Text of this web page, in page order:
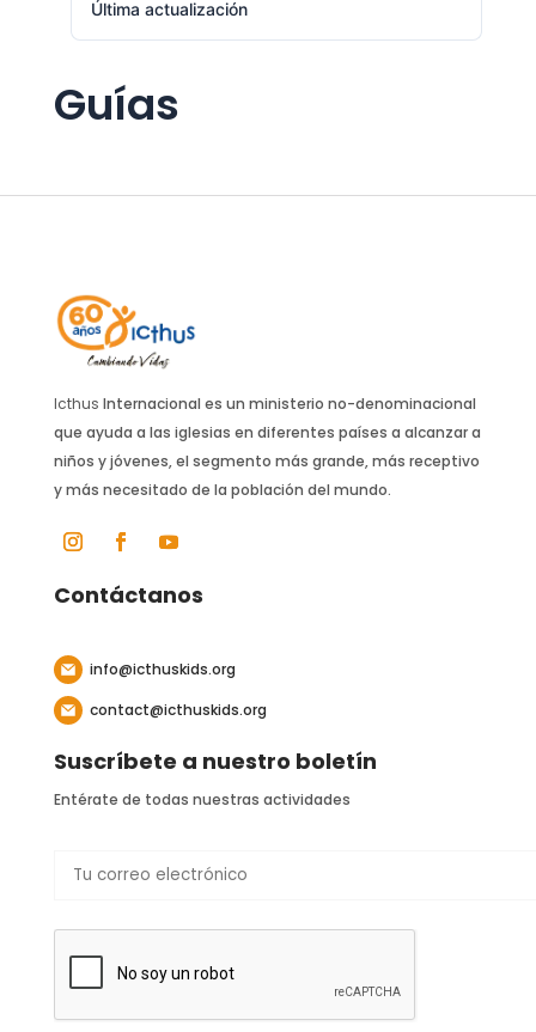
Última actualización
Guías
Icthus Internacional es un ministerio no-denominacional
que ayuda a las iglesias en diferentes países a alcanzar a
niños y jóvenes, el segmento más grande, más receptivo
y más necesitado de la población del mundo.
Contáctanos
info@icthuskids.org
contact@icthuskids.org
Suscríbete a nuestro boletín
Entérate de todas nuestras actividades